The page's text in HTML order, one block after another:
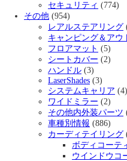
セキュリティ (774)
その他 (954)
レアルステアリング
キャンピング＆アウ
フロアマット (5)
シートカバー (2)
ハンドル (3)
LaserShades (3)
システムキャリア (4)
ワイドミラー (2)
その他内外装パーツ
車種別情報 (886)
カーディテイリング
ボディコーテ
ウインドウコ